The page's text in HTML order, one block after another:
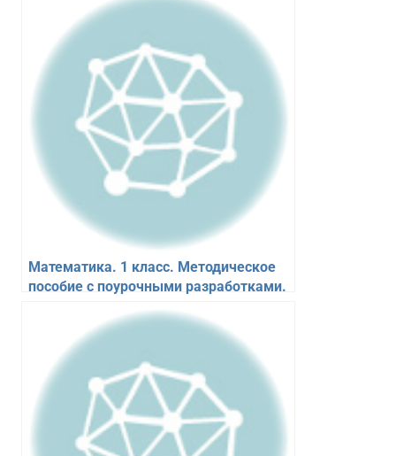
Математика. 1 класс. Методическое
пособие с поурочными разработками.